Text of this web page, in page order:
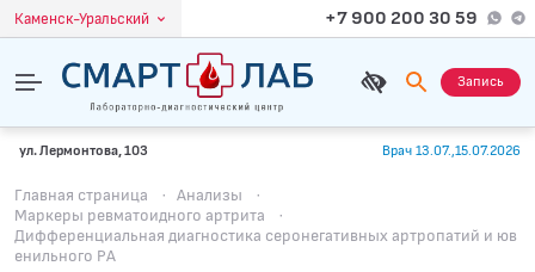
Каменск-Уральский +7 900 200 30 59
Запись
ул. Лермонтова, 103 Врач 13.07.,15.07.2026
Главная страница · Анализы
·
Маркеры ревматоидного артрита
·
Дифференциальная диагностика серонегативных артропатий и юв
енильного РА